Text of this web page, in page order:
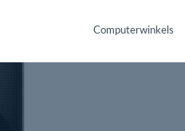
Computerwinkels